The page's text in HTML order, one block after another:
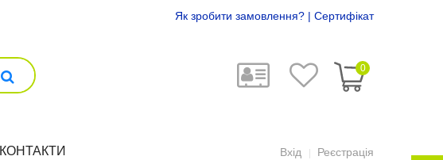
Як зробити замовлення? | Сертифікат
0
КОНТАКТИ Вхід Реєстрація